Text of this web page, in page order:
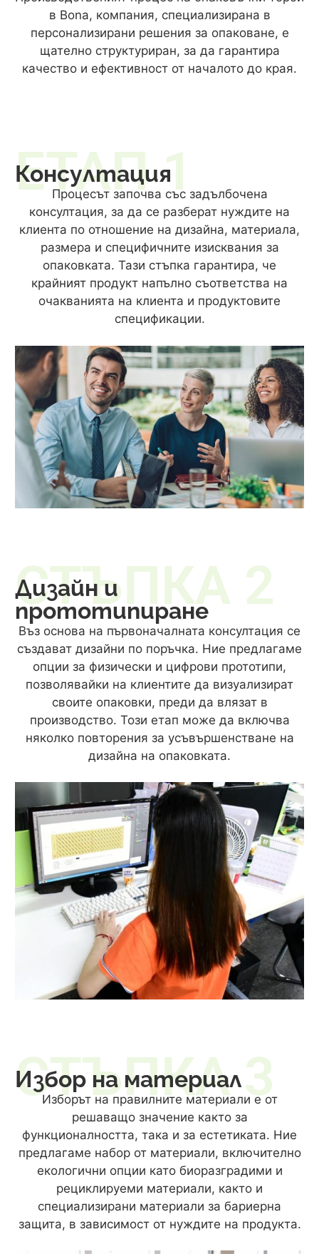
в Bona, компания, специализирана в
персонализирани решения за опаковане, е
щателно структуриран, за да гарантира
качество и ефективност от началото до края.
ЕТАП 1
Консултация
Процесът започва със задълбочена
консултация, за да се разберат нуждите на
клиента по отношение на дизайна, материала,
размера и специфичните изисквания за
опаковката. Тази стъпка гарантира, че
крайният продукт напълно съответства на
очакванията на клиента и продуктовите
спецификации.
СТЪПКА 2
Дизайн и
прототипиране
Въз основа на първоначалната консултация се
създават дизайни по поръчка. Ние предлагаме
опции за физически и цифрови прототипи,
позволявайки на клиентите да визуализират
своите опаковки, преди да влязат в
производство. Този етап може да включва
няколко повторения за усъвършенстване на
дизайна на опаковката.
СТЪПКА 3
Избор на материал
Изборът на правилните материали е от
решаващо значение както за
функционалността, така и за естетиката. Ние
предлагаме набор от материали, включително
екологични опции като биоразградими и
рециклируеми материали, както и
специализирани материали за бариерна
защита, в зависимост от нуждите на продукта.